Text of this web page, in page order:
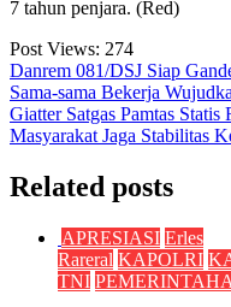
7 tahun penjara. (Red)
Post Views: 274
Navigasi
pos
Danrem 081/DSJ Siap
Sama-sama Bekerja
Giatter Satgas Pamtas
Masyarakat Jaga Stabilitas
Related posts
APRESIASI Erles
Rareral KAPOLRI
TNI